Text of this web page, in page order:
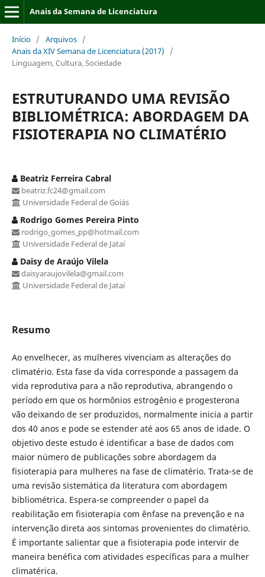
Anais da Semana de Licenciatura
Início / Arquivos /
Anais da XIV Semana de Licenciatura (2017)
/
Linguagem, Cultura, Sociedade
ESTRUTURANDO UMA REVISÃO
BIBLIOMÉTRICA: ABORDAGEM DA
FISIOTERAPIA NO CLIMATÉRIO
Beatriz Ferreira Cabral
beatriz.fc24@gmail.com
Universidade Federal de Goiás
Rodrigo Gomes Pereira Pinto
rodrigo_gomes_pp@hotmail.com
Universidade Federal de Jataí
Daisy de Araújo Vilela
daisyaraujovilela@gmail.com
Universidade Federal de Jataí
Resumo
Ao envelhecer, as mulheres vivenciam as alterações do
climatério. Esta fase da vida corresponde a passagem da
vida reprodutiva para a não reprodutiva, abrangendo o
período em que os hormônios estrogênio e progesterona
vão deixando de ser produzidos, normalmente inicia a partir
dos 40 anos e pode se estender até aos 65 anos de idade. O
objetivo deste estudo é identificar a base de dados com
maior número de publicações sobre abordagem da
fisioterapia para mulheres na fase de climatério. Trata-se de
uma revisão sistemática da literatura com abordagem
bibliométrica. Espera-se compreender o papel da
reabilitação em fisioterapia com ênfase na prevenção e na
intervenção direta aos sintomas provenientes do climatério.
É importante salientar que a fisioterapia pode intervir de
maneira benéfica com atividades específicas para a mulher
climatérica.